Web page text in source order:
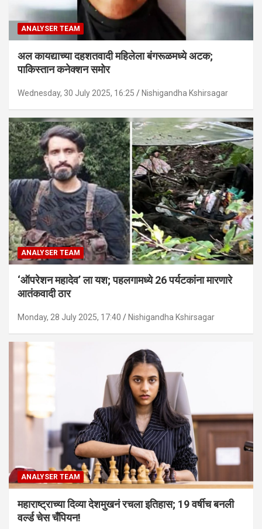
ANALYSER TEAM
अल कायद्याच्या दहशतवादी महिलेला बंगरूळमध्ये अटक;
पाकिस्तान कनेक्शन समोर
Wednesday, 30 July 2025, 16:25 Nishigandha Kshirsagar
ANALYSER TEAM
‘ऑपरेशन महादेव’ ला यश; पहलगामध्ये 26 पर्यटकांना मारणारे
आतंकवादी ठार
Monday, 28 July 2025, 17:40 Nishigandha Kshirsagar
ANALYSER TEAM
महाराष्ट्राच्या दिव्या देशमुखनं रचला इतिहास; 19 वर्षीच बनली
वर्ल्ड चेस चँपियन!